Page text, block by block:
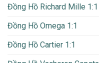
Đồng Hồ Richard Mille 1:1
Đồng Hồ Omega 1:1
Đồng Hồ Cartier 1:1